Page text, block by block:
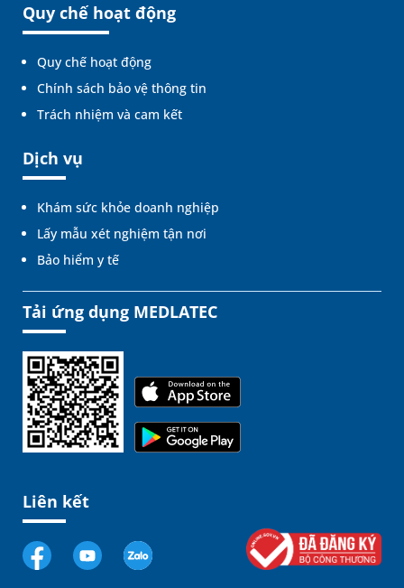
Quy chế hoạt động
Quy chế hoạt động
Chính sách bảo vệ thông tin
Trách nhiệm và cam kết
Dịch vụ
Khám sức khỏe doanh nghiệp
Lấy mẫu xét nghiệm tận nơi
Bảo hiểm y tế
Tải ứng dụng MEDLATEC
Liên kết